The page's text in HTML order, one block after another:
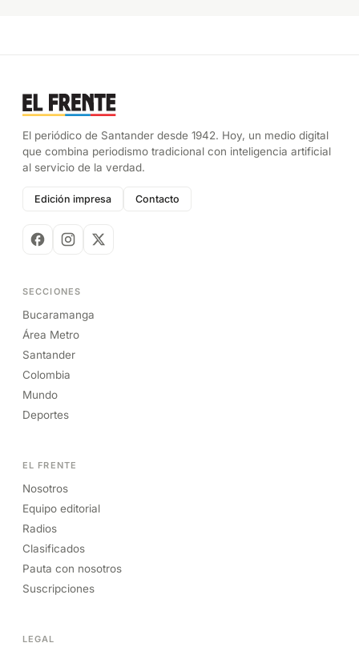
El periódico de Santander desde 1942. Hoy, un medio digital
que combina periodismo tradicional con inteligencia artificial
al servicio de la verdad.
Edición impresa Contacto
SECCIONES
Bucaramanga
Área Metro
Santander
Colombia
Mundo
Deportes
EL FRENTE
Nosotros
Equipo editorial
Radios
Clasificados
Pauta con nosotros
Suscripciones
LEGAL